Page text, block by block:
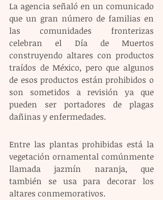
La agencia señaló en un comunicado
que un gran número de familias en
las comunidades fronterizas
celebran el Día de Muertos
construyendo altares con productos
traídos de México, pero que algunos
de esos productos están prohibidos o
son sometidos a revisión ya que
pueden ser portadores de plagas
dañinas y enfermedades.
Entre las plantas prohibidas está la
vegetación ornamental comúnmente
llamada jazmín naranja, que
también se usa para decorar los
altares conmemorativos.